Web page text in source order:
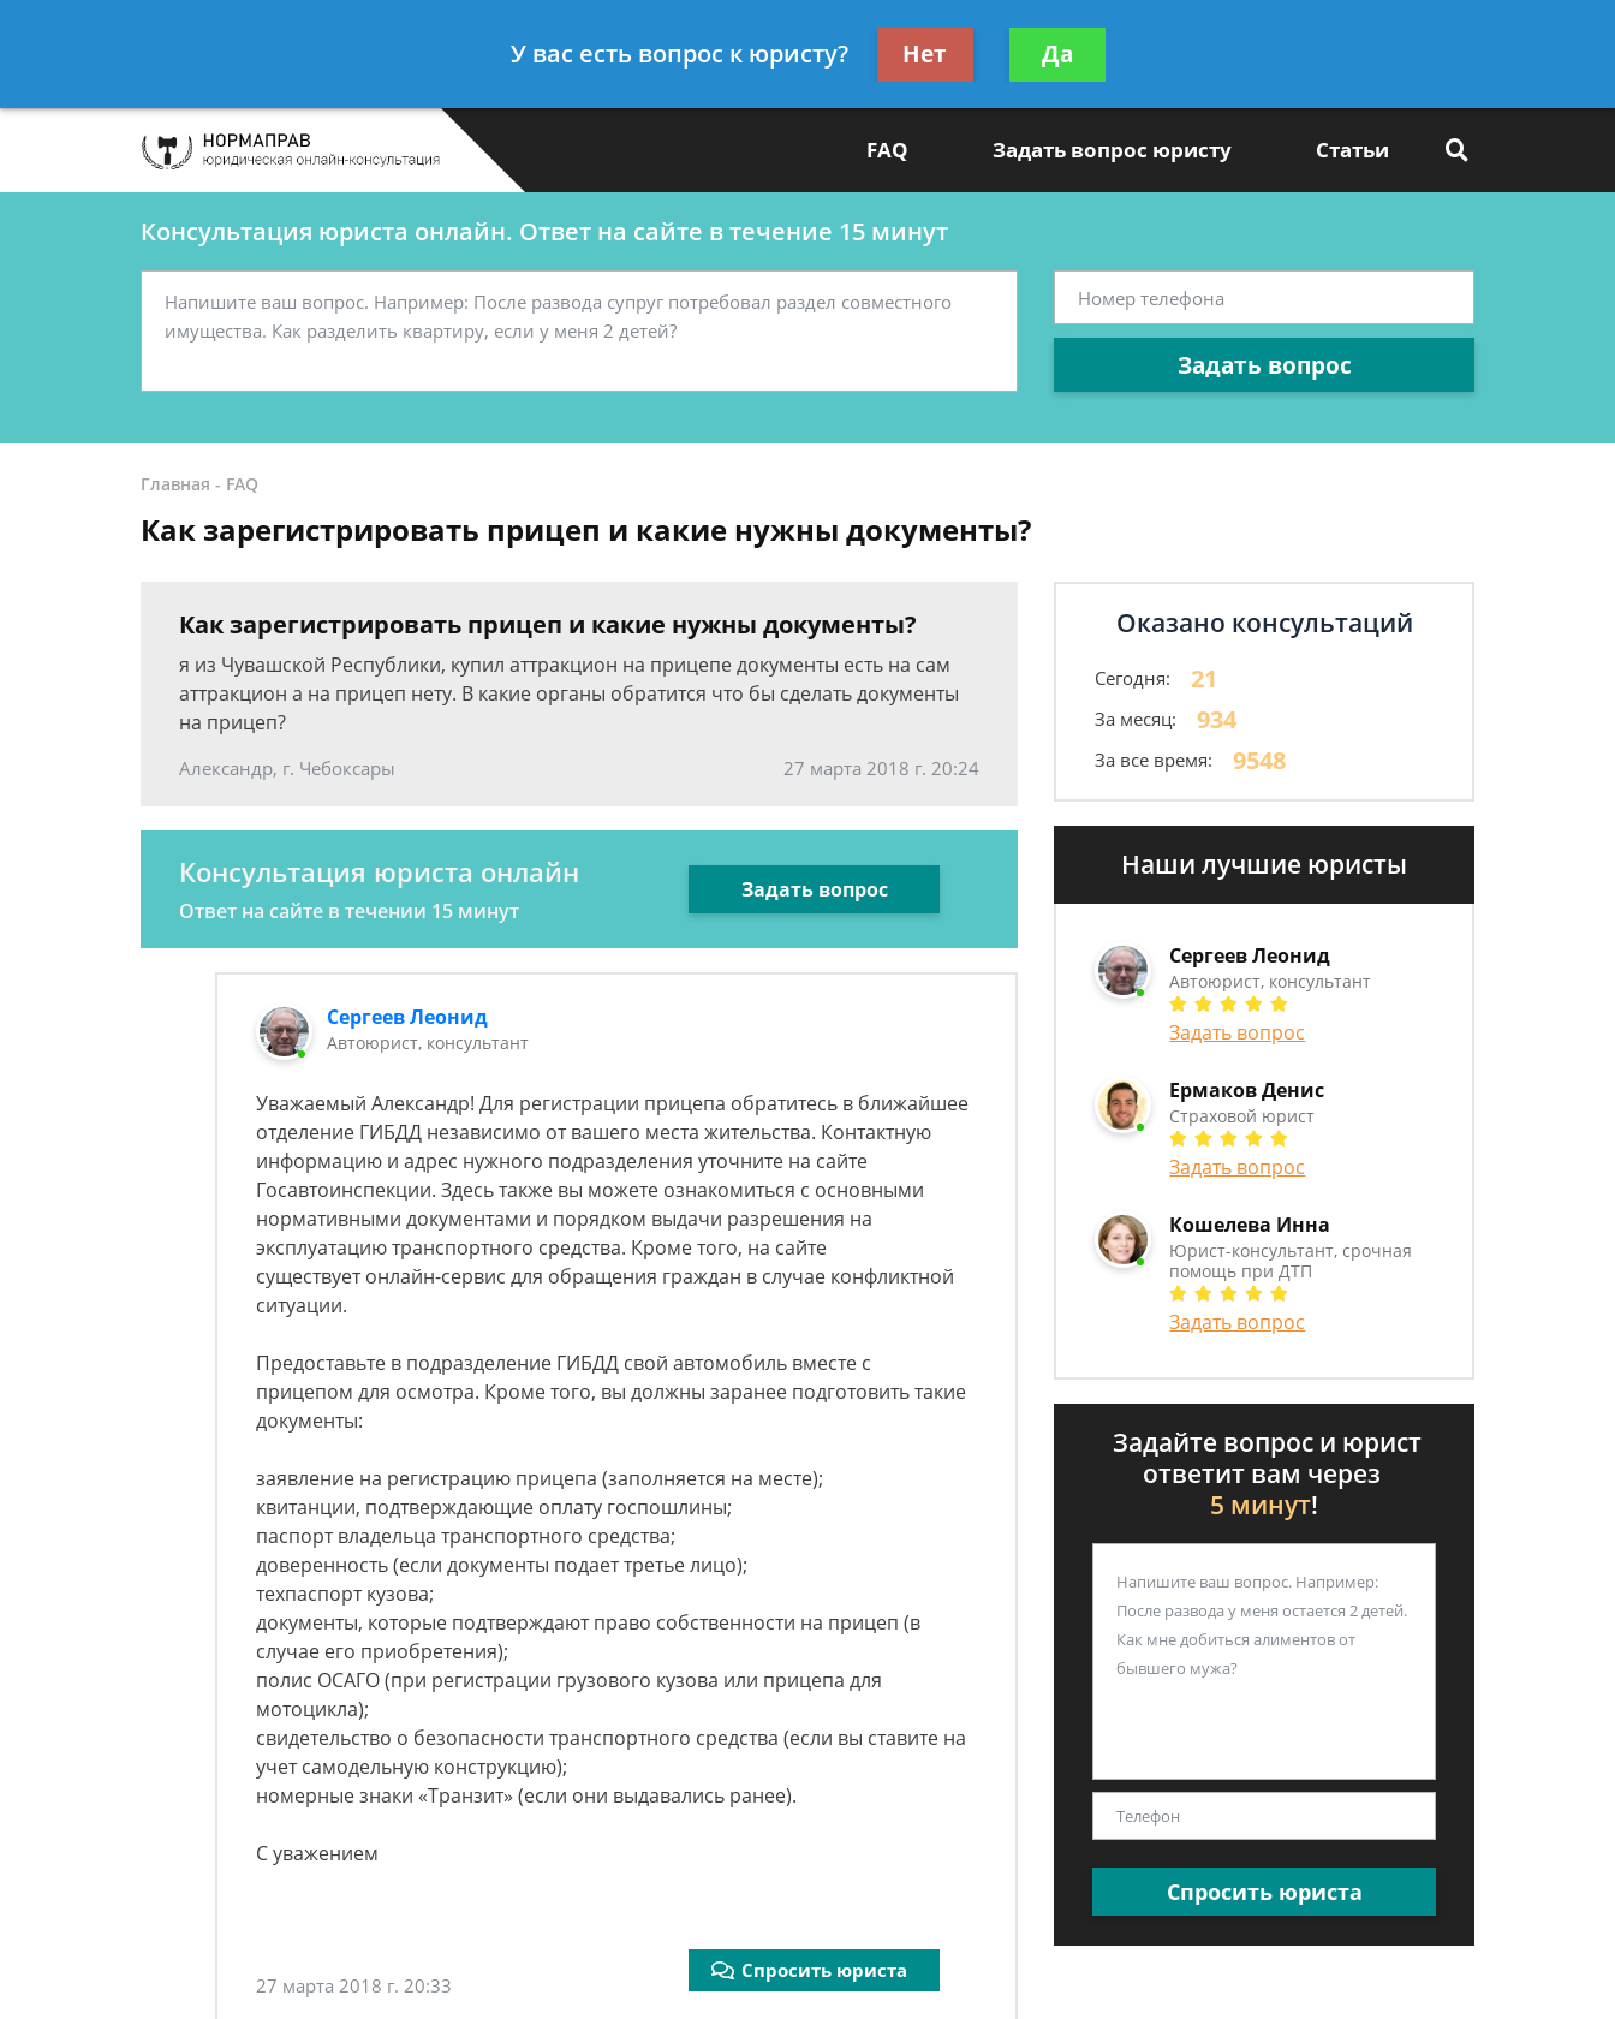
- Автоюрист, консультант
Получите консультацию
бесплатно
FAQ Задать вопрос юристу Статьи
Консультация юриста онлайн. Ответ на сайте в течение 15 минут
Задать вопрос
Главная - FAQ
Как зарегистрировать прицеп и какие нужны документы?
Как зарегистрировать прицеп и какие нужны документы?
я из Чувашской Республики, купил аттракцион на прицепе документы есть на сам
аттракцион а на прицеп нету. В какие органы обратится что бы сделать документы
на прицеп?
Александр, г. Чебоксары 27 марта 2018 г. 20:24
Консультация юриста онлайн
Ответ на сайте в течении 15 минут
Задать вопрос
Сергеев Леонид
Автоюрист, консультант
Уважаемый Александр! Для регистрации прицепа обратитесь в ближайшее
отделение ГИБДД независимо от вашего места жительства. Контактную
информацию и адрес нужного подразделения уточните на сайте
Госавтоинспекции. Здесь также вы можете ознакомиться с основными
нормативными документами и порядком выдачи разрешения на
эксплуатацию транспортного средства. Кроме того, на сайте
существует онлайн-сервис для обращения граждан в случае конфликтной
ситуации.
Предоставьте в подразделение ГИБДД свой автомобиль вместе с
прицепом для осмотра. Кроме того, вы должны заранее подготовить такие
документы:
заявление на регистрацию прицепа (заполняется на месте);
квитанции, подтверждающие оплату госпошлины;
паспорт владельца транспортного средства;
доверенность (если документы подает третье лицо);
техпаспорт кузова;
документы, которые подтверждают право собственности на прицеп (в
случае его приобретения);
полис ОСАГО (при регистрации грузового кузова или прицепа для
мотоцикла);
свидетельство о безопасности транспортного средства (если вы ставите на
учет самодельную конструкцию);
номерные знаки «Транзит» (если они выдавались ранее).
С уважением
27 марта 2018 г. 20:33
Спросить юриста
Оказано консультаций
Сегодня: 21
За месяц: 934
За все время: 9548
Наши лучшие юристы
Сергеев Леонид
Автоюрист, консультант
Задать вопрос
Ермаков Денис
Страховой юрист
Задать вопрос
Кошелева Инна
Юрист-консультант, срочная
помощь при ДТП
Задать вопрос
Задайте вопрос и юрист
ответит вам через
5 минут!
Спросить юриста
У вас есть вопрос к юристу? Нет Да